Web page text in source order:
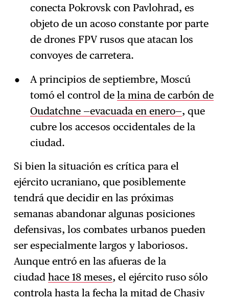
conecta Pokrovsk con Pavlohrad, es
objeto de un acoso constante por parte
de drones FPV rusos que atacan los
convoyes de carretera.
A principios de septiembre, Moscú
tomó el control de la mina de carbón de
Oudatchne —evacuada en enero—, que
cubre los accesos occidentales de la
ciudad.
Si bien la situación es crítica para el
ejército ucraniano, que posiblemente
tendrá que decidir en las próximas
semanas abandonar algunas posiciones
defensivas, los combates urbanos pueden
ser especialmente largos y laboriosos.
Aunque entró en las afueras de la
ciudadhace 18 meses, el ejército ruso sólo
controla hasta la fecha la mitad de Chasiv